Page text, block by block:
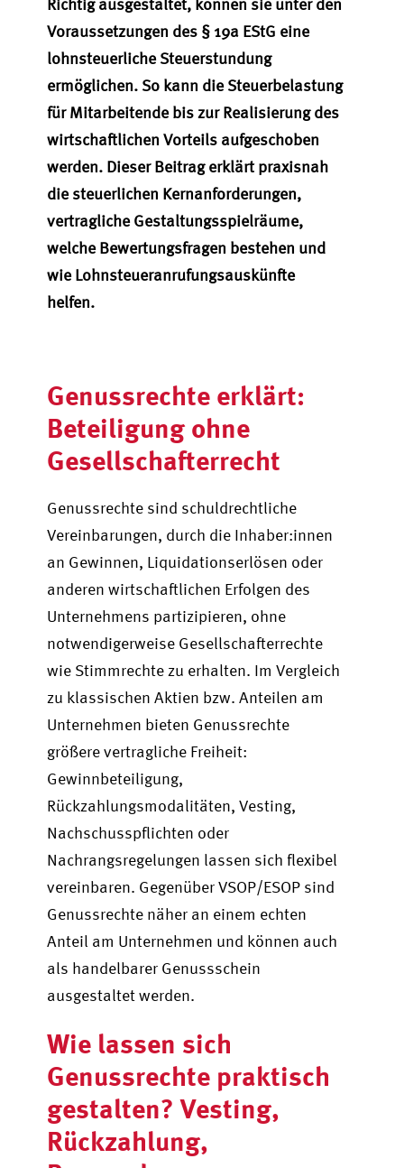
Richtig ausgestaltet, können sie unter den
Voraussetzungen des § 19a EStG eine
lohnsteuerliche Steuerstundung
ermöglichen. So kann die Steuerbelastung
für Mitarbeitende bis zur Realisierung des
wirtschaftlichen Vorteils aufgeschoben
werden. Dieser Beitrag erklärt praxisnah
die steuerlichen Kernanforderungen,
vertragliche Gestaltungsspielräume,
welche Bewertungsfragen bestehen und
wie Lohnsteueranrufungsauskünfte
helfen.
Genussrechte erklärt:
Beteiligung ohne
Gesellschafterrecht
Genussrechte sind schuldrechtliche
Vereinbarungen, durch die Inhaber:innen
an Gewinnen, Liquidationserlösen oder
anderen wirtschaftlichen Erfolgen des
Unternehmens partizipieren, ohne
notwendigerweise Gesellschafterrechte
wie Stimmrechte zu erhalten. Im Vergleich
zu klassischen Aktien bzw. Anteilen am
Unternehmen bieten Genussrechte
größere vertragliche Freiheit:
Gewinnbeteiligung,
Rückzahlungsmodalitäten, Vesting,
Nachschusspflichten oder
Nachrangsregelungen lassen sich flexibel
vereinbaren. Gegenüber VSOP/ESOP sind
Genussrechte näher an einem echten
Anteil am Unternehmen und können auch
als handelbarer Genussschein
ausgestaltet werden.
Wie lassen sich
Genussrechte praktisch
gestalten? Vesting,
Rückzahlung,